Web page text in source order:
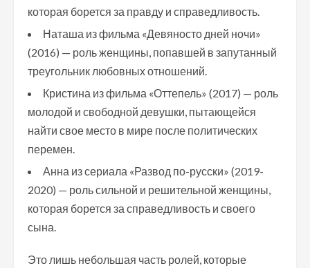
которая борется за правду и справедливость.
Наташа из фильма «Девяносто дней ночи»
(2016) — роль женщины, попавшей в запутанный
треугольник любовных отношений.
Кристина из фильма «Оттепель» (2017) — роль
молодой и свободной девушки, пытающейся
найти свое место в мире после политических
перемен.
Анна из сериала «Развод по-русски» (2019-
2020) — роль сильной и решительной женщины,
которая борется за справедливость и своего
сына.
Это лишь небольшая часть ролей, которые